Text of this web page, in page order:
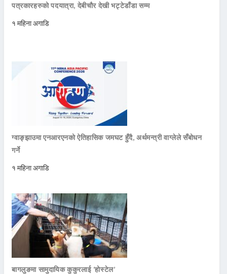
पत्रकारहरुको पदयात्रा, देबीचौर देखी भट्टेडाँडा सम्म
१ महिना अगाडि
ग्वाङ्झाउमा एनआरएनको ऐतिहासिक जमघट हुँदै, अर्थमन्त्री वाग्लेले सँबोधन
गर्ने
१ महिना अगाडि
बागलुङमा सामुदायिक कुकुरलाई ‘होस्टेल’